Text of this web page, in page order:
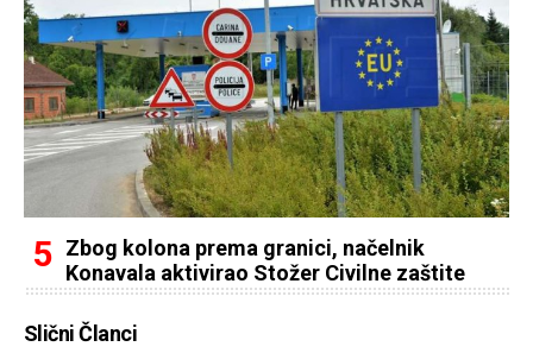
Zbog kolona prema granici, načelnik
Konavala aktivirao Stožer Civilne zaštite
Slični Članci